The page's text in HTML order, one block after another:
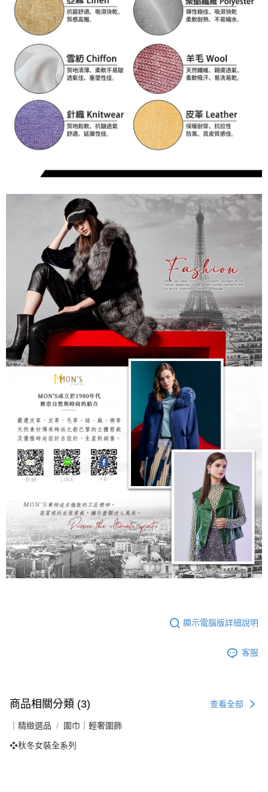
顯示電腦版詳細說明
客服
商品相關分類 (3) 查看全部
｜精緻選品 圍巾｜輕奢圍飾
❖秋冬女裝全系列